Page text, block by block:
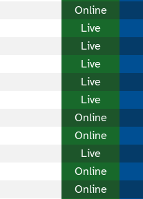
Online
Live
Live
Live
Live
Live
Online
Online
Live
Online
Online